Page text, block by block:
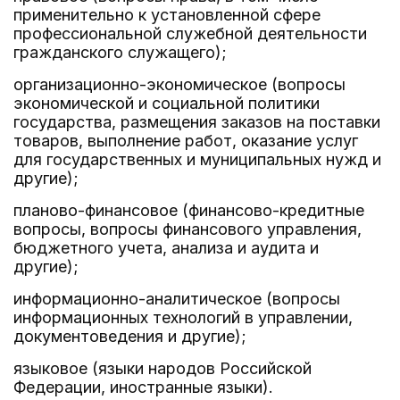
применительно к установленной сфере
профессиональной служебной деятельности
гражданского служащего);
организационно-экономическое (вопросы
экономической и социальной политики
государства, размещения заказов на поставки
товаров, выполнение работ, оказание услуг
для государственных и муниципальных нужд и
другие);
планово-финансовое (финансово-кредитные
вопросы, вопросы финансового управления,
бюджетного учета, анализа и аудита и
другие);
информационно-аналитическое (вопросы
информационных технологий в управлении,
документоведения и другие);
языковое (языки народов Российской
Федерации, иностранные языки).